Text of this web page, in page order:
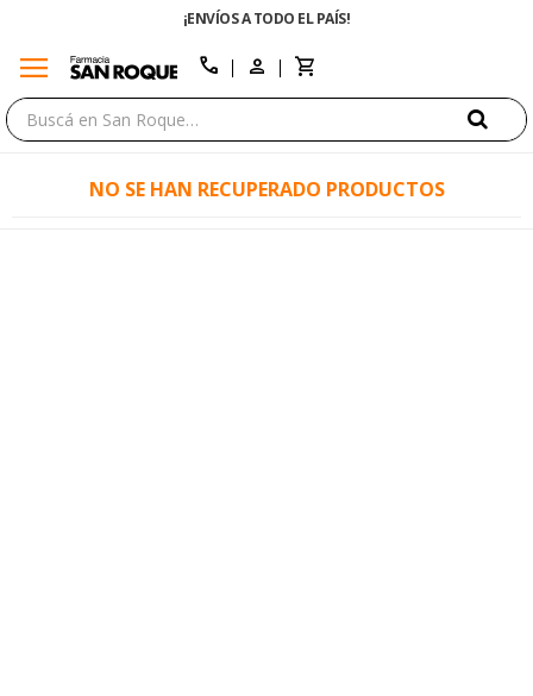
¡ENVÍOS A TODO EL PAÍS!
menu call
NO SE HAN RECUPERADO PRODUCTOS
close